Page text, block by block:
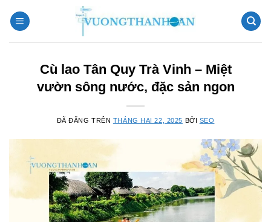
đến
Cù lao Tân Quy Trà Vinh – Miệt
vườn sông nước, đặc sản ngon
ĐÃ ĐĂNG TRÊN THÁNG HAI 22, 2025 BỞI SEO